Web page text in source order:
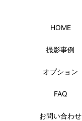
HOME
撮影事例
オプション
FAQ
お問い合わせ